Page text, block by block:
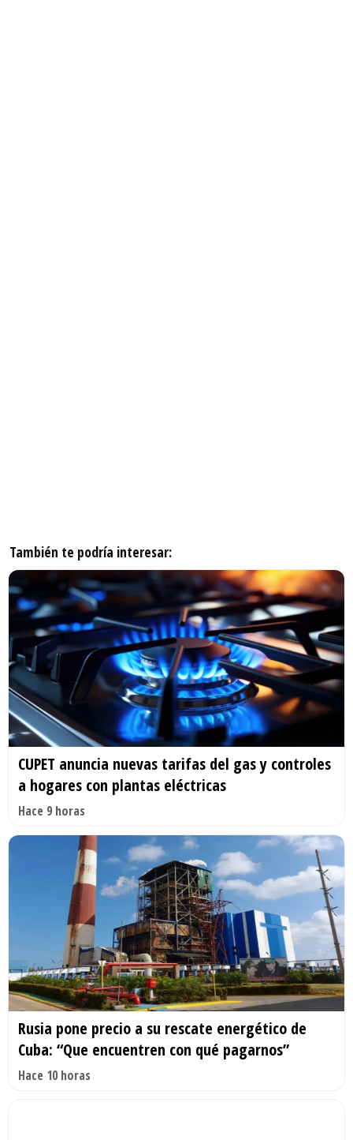
También te podría interesar:
CUPET anuncia nuevas tarifas del gas y controles
a hogares con plantas eléctricas
Hace 9 horas
Rusia pone precio a su rescate energético de
Cuba: “Que encuentren con qué pagarnos”
Hace 10 horas